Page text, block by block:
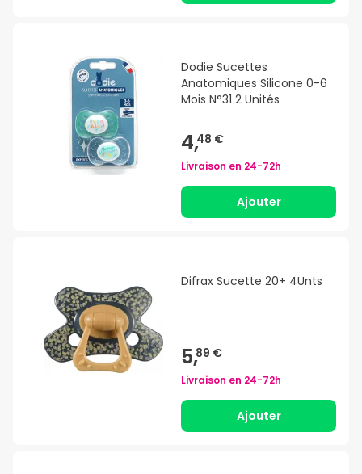
Dodie Sucettes
Anatomiques Silicone 0-6
Mois N°31 2 Unités
4,48 €
Livraison en 24-72h
Ajouter
Difrax Sucette 20+ 4Unts
5,89 €
Livraison en 24-72h
Ajouter